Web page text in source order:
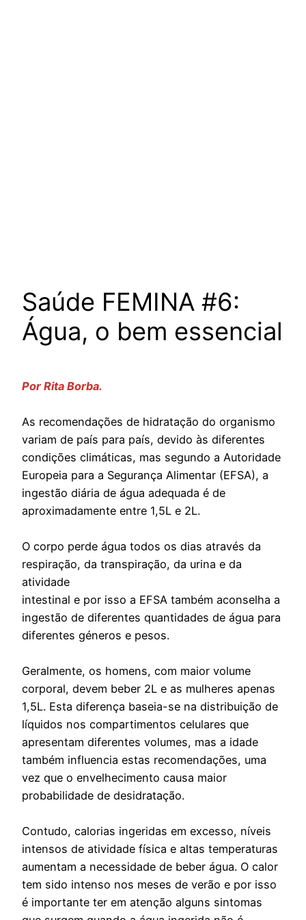
Saúde FEMINA #6:
Água, o bem essencial
Por Rita Borba.
As recomendações de hidratação do organismo
variam de país para país, devido às diferentes
condições climáticas, mas segundo a Autoridade
Europeia para a Segurança Alimentar (EFSA), a
ingestão diária de água adequada é de
aproximadamente entre 1,5L e 2L.
O corpo perde água todos os dias através da
respiração, da transpiração, da urina e da
atividade
intestinal e por isso a EFSA também aconselha a
ingestão de diferentes quantidades de água para
diferentes géneros e pesos.
Geralmente, os homens, com maior volume
corporal, devem beber 2L e as mulheres apenas
1,5L. Esta diferença baseia-se na distribuição de
líquidos nos compartimentos celulares que
apresentam diferentes volumes, mas a idade
também influencia estas recomendações, uma
vez que o envelhecimento causa maior
probabilidade de desidratação.
Contudo, calorias ingeridas em excesso, níveis
intensos de atividade física e altas temperaturas
aumentam a necessidade de beber água. O calor
tem sido intenso nos meses de verão e por isso
é importante ter em atenção alguns sintomas